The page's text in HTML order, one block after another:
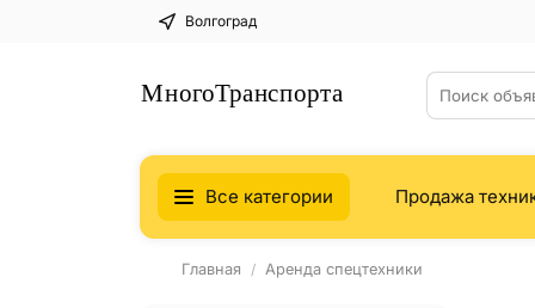
Волгоград
Все категории Продажа
Главная Аренда спецтехники